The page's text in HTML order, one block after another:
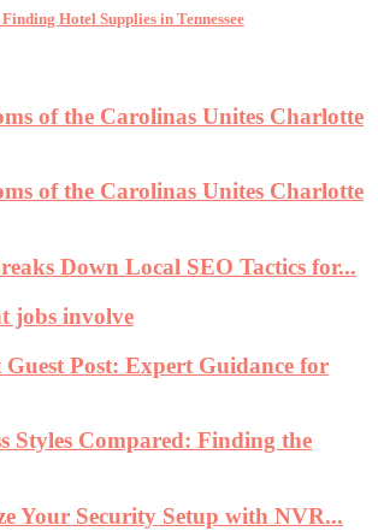
Hotel Supplies in Tennessee
of the Carolinas Unites Charlotte
of the Carolinas Unites Charlotte
Down Local SEO Tactics for...
jobs involve
Guest Post: Expert Guidance for
Styles Compared: Finding the
Your Security Setup with NVR...